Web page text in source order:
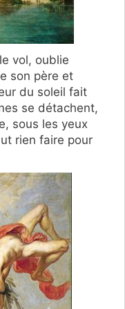
vol, oublie
son père et
du soleil fait
se détachent,
sous les yeux
rien faire pour